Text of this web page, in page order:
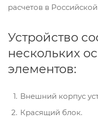
расчетов в
Устройство
нескольких
элементов:
Внешний корпус
Красящий блок.